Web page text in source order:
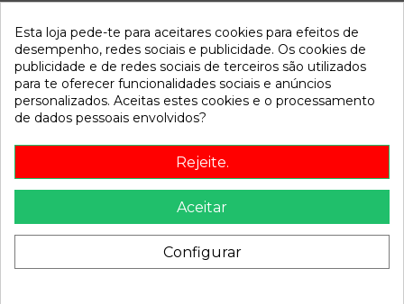
Referência 803832
Disponível a partir de: 2022-04-06
Descrição
Recambio de centralita cierre para opel astra g berlina
comfort referencia OEM IAM 24410018
Esta loja pede-te para aceitares cookies para efeitos de
desempenho, redes sociais e publicidade. Os cookies de
publicidade e de redes sociais de terceiros são utilizados
para te oferecer funcionalidades sociais e anúncios
personalizados. Aceitas estes cookies e o processamento
de dados pessoais envolvidos?
Rejeite.
Aceitar
Configurar